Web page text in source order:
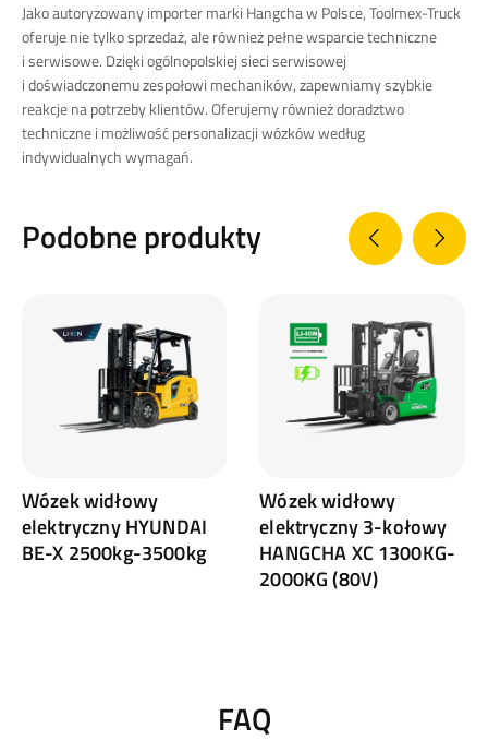
Jako autoryzowany importer marki Hangcha w Polsce, Toolmex-Truck
oferuje nie tylko sprzedaż, ale również pełne wsparcie techniczne
i serwisowe. Dzięki ogólnopolskiej sieci serwisowej
i doświadczonemu zespołowi mechaników, zapewniamy szybkie
reakcje na potrzeby klientów. Oferujemy również doradztwo
techniczne i możliwość personalizacji wózków według
indywidualnych wymagań.​
Podobne produkty
Wózek widłowy
elektryczny HYUNDAI
BE-X 2500kg-3500kg
Wózek widłowy
elektryczny 3-kołowy
HANGCHA XC 1300KG-
2000KG (80V)
FAQ